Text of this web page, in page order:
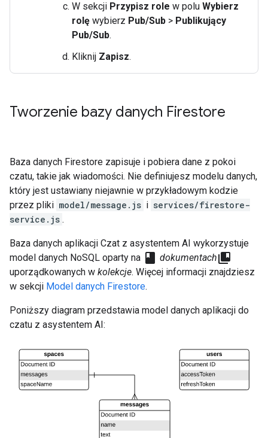
W sekcji Przypisz role w polu Wybierz
rolę wybierz Pub/Sub > Publikujący
Pub/Sub.
Kliknij Zapisz.
Tworzenie bazy danych Firestore
Baza danych Firestore zapisuje i pobiera dane z pokoi
czatu, takie jak wiadomości. Nie definiujesz modelu danych,
który jest ustawiany niejawnie w przykładowym kodzie
przez pliki model/message.js i services/firestore-
service.js .
Baza danych aplikacji Czat z asystentem AI wykorzystuje
model danych NoSQL oparty na class dokumentachcollections_bookmark
uporządkowanych w kolekcje. Więcej informacji znajdziesz
w sekcji Model danych Firestore.
Poniższy diagram przedstawia model danych aplikacji do
czatu z asystentem AI: